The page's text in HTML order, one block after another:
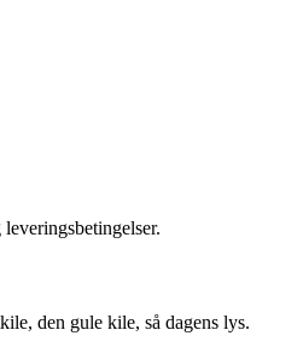
den gule kile, så dagens lys.